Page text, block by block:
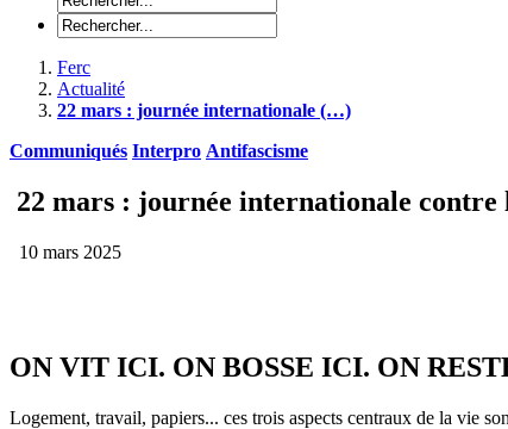
Ferc
Actualité
22 mars : journée internationale (…)
Communiqués Interpro Antifascisme
22 mars : journée internationale contre
10 mars 2025
ON VIT ICI. ON BOSSE ICI. ON
Logement, travail, papiers... ces trois aspects centraux de la vie